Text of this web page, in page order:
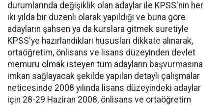
durumlarında değişiklik olan adaylar ile KPSS'nin her
iki yılda bir düzenli olarak yapıldığı ve buna göre
adayların şahsen ya da kurslara gitmek suretiyle
KPSS'ye hazırlandıkları hususları dikkate alınarak,
ortaöğretim, önlisans ve lisans düzeyinden devlet
memuru olmak isteyen tüm adayların başvurmasına
imkan sağlayacak şekilde yapılan detaylı çalışmalar
neticesinde 2008 yılında lisans düzeyindeki adaylar
için 28-29 Haziran 2008, önlisans ve ortaöğretim